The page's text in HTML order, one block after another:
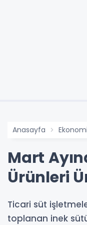
Anasayfa Ekonomi
Mart
Ürünleri
Ticari süt
toplanan inek